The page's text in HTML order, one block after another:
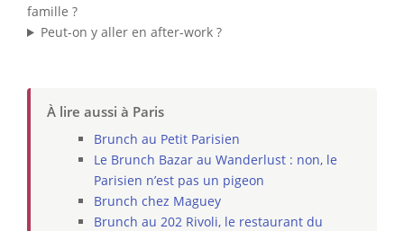
famille ?
Peut-on y aller en after-work ?
À lire aussi à Paris
Brunch au Petit Parisien
Le Brunch Bazar au Wanderlust : non, le
Parisien n’est pas un pigeon
Brunch chez Maguey
Brunch au 202 Rivoli, le restaurant du